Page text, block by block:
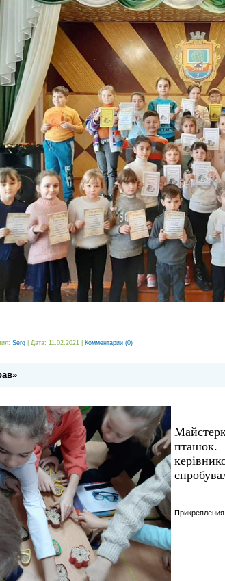
Serg | Дата: 11.02.2021 Комментарии (0)
Прикрепления: